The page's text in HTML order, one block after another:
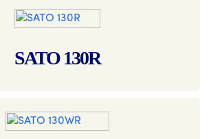
SATO 130R